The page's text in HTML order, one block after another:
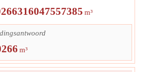
m³
m³